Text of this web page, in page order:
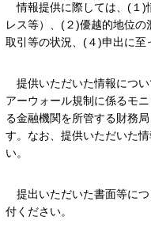
情報提供に際しては、(１)情
レス等）、(２)優越的地位
取引等の状況、(４)申出に至
提供いただいた情報につい
アーウォール規制に係るモ
る金融機関を所管する財務
す。なお、提供いただいた
い。
提出いただいた書面等につ
付ください。